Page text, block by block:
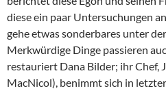
diese ein paar Untersuchungen
gehe etwas sonderbares unter
Merkwürdige Dinge passieren
restauriert Dana Bilder; ihr Chef,
MacNicol), benimmt sich in